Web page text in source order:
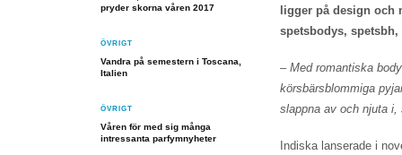
pryder skorna våren 2017
ÖVRIGT
Vandra på semestern i Toscana,
Italien
ÖVRIGT
Våren för med sig många
intressanta parfymnyheter
ligger på design och
spetsbodys,
– Med romantiska
körsbärsblommiga
slappna av och njuta i,
Indiska lanserade i